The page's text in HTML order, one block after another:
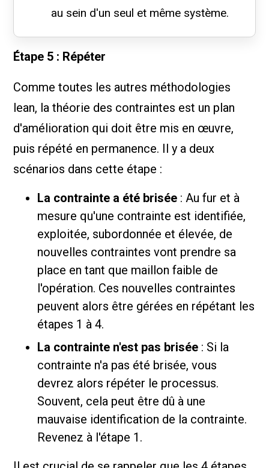
au sein d'un seul et même système.
Étape 5 : Répéter
Comme toutes les autres méthodologies
lean, la théorie des contraintes est un plan
d'amélioration qui doit être mis en œuvre,
puis répété en permanence. Il y a deux
scénarios dans cette étape :
La contrainte a été brisée : Au fur et à
mesure qu'une contrainte est identifiée,
exploitée, subordonnée et élevée, de
nouvelles contraintes vont prendre sa
place en tant que maillon faible de
l'opération. Ces nouvelles contraintes
peuvent alors être gérées en répétant les
étapes 1 à 4.
La contrainte n'est pas brisée : Si la
contrainte n'a pas été brisée, vous
devrez alors répéter le processus.
Souvent, cela peut être dû à une
mauvaise identification de la contrainte.
Revenez à l'étape 1.